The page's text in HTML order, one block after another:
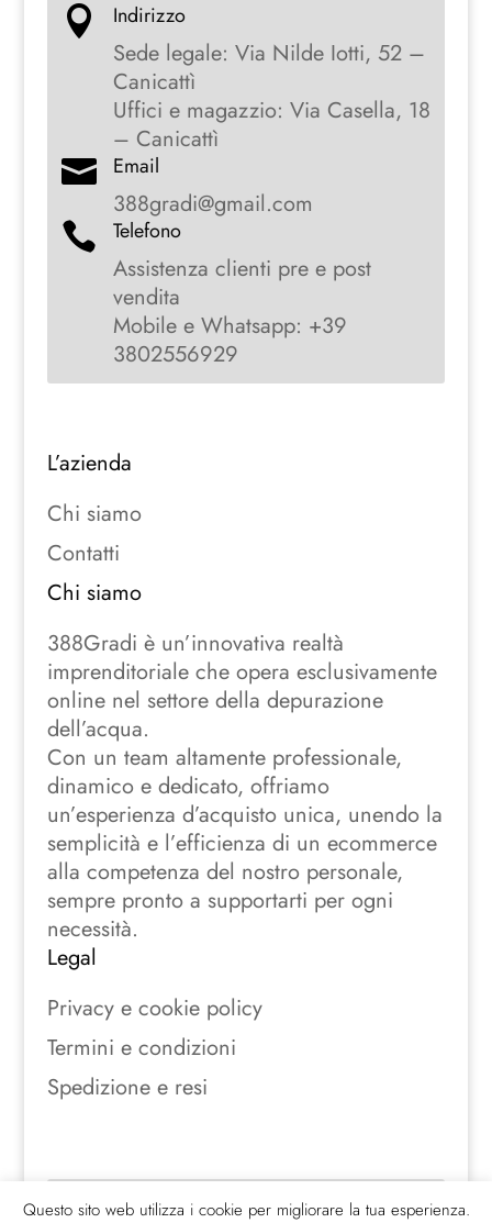
 Indirizzo
Sede legale: Via Nilde Iotti, 52 –
Canicattì
Uffici e magazzio: Via Casella, 18
– Canicattì
 Email
388gradi@gmail.com
 Telefono
Assistenza clienti pre e post
vendita
Mobile e Whatsapp: +39
3802556929
L’azienda
Chi siamo
Contatti
Chi siamo
388Gradi è un’innovativa realtà
imprenditoriale che opera esclusivamente
online nel settore della depurazione
dell’acqua.
Con un team altamente professionale,
dinamico e dedicato, offriamo
un’esperienza d’acquisto unica, unendo la
semplicità e l’efficienza di un ecommerce
alla competenza del nostro personale,
sempre pronto a supportarti per ogni
necessità.
Legal
Privacy e cookie policy
Termini e condizioni
Spedizione e resi
Seguici sui social
Questo sito web utilizza i cookie per migliorare la tua esperienza.